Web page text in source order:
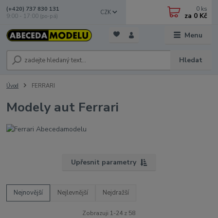
Menu
CZK
Hledat
(+420) 737 830 131
9:00 - 17:00 (po-pá)
0 ks
za 0 Kč
Úvod FERRARI
Modely aut Ferrari
Upřesnit parametry
Nejnovější Nejlevnější Nejdražší
Zobrazuji 1-24 z 58